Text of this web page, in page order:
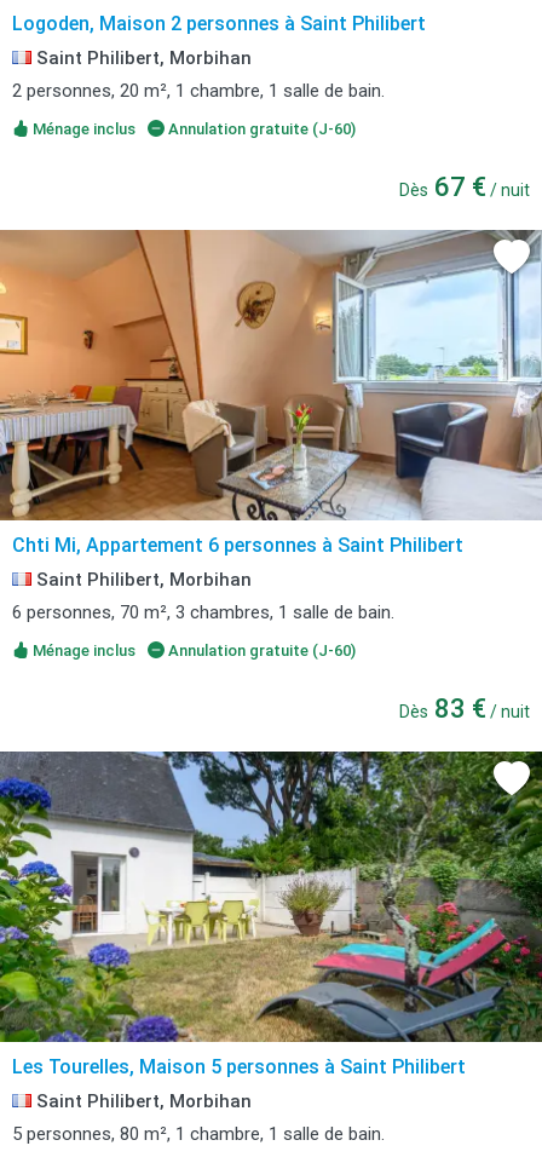
Logoden, Maison 2 personnes à Saint Philibert
Saint Philibert, Morbihan
2 personnes, 20 m², 1 chambre, 1 salle de bain.
Ménage inclus Annulation gratuite (J-60)
Dès 67 € / nuit
Chti Mi, Appartement 6 personnes à Saint Philibert
Saint Philibert, Morbihan
6 personnes, 70 m², 3 chambres, 1 salle de bain.
Ménage inclus Annulation gratuite (J-60)
Dès 83 € / nuit
Les Tourelles, Maison 5 personnes à Saint Philibert
Saint Philibert, Morbihan
5 personnes, 80 m², 1 chambre, 1 salle de bain.